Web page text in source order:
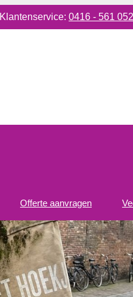
Klantenservice: 0416 - 561 052
Offerte aanvragen